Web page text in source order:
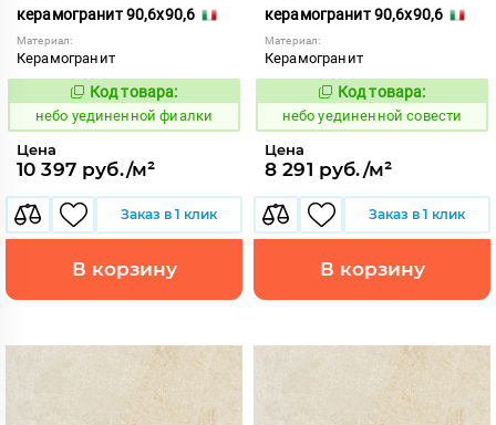
керамогранит 90,6x90,6
Материал:
Керамогранит
1122989
Код товара:
небо уединенной фиалки
Цена
10 397 руб./м²
Заказ в 1 клик
В корзину
керамогранит 90,6x90,6
Материал:
Керамогранит
1122898
Код товара:
небо уединенной совести
Цена
8 291 руб./м²
Заказ в 1 клик
В корзину